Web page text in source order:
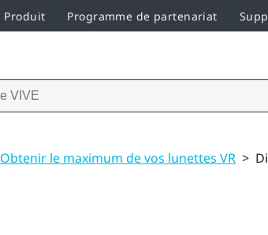
Produit Programme de partenariat
Obtenir le maximum de vos lunettes VR >